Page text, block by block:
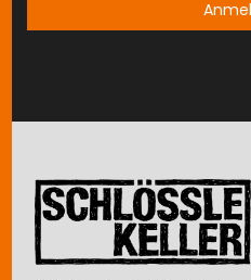
Image